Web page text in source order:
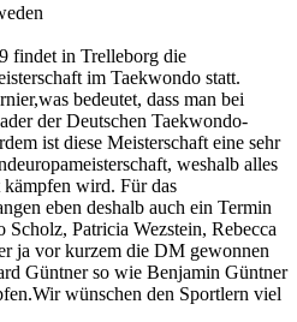
findet in Trelleborg die
im Taekwondo statt.
bedeutet, dass man bei
der Deutschen Taekwondo-
ist diese Meisterschaft eine sehr
weshalb alles
wird. Für das
eben deshalb auch ein Termin
Patricia Wezstein, Rebecca
ja vor kurzem die DM gewonnen
Güntner so wie Benjamin Güntner
wünschen den Sportlern viel